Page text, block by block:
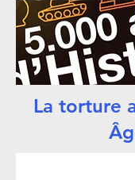
La torture